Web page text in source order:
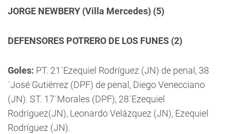
JORGE NEWBERY (Villa Mercedes) (5)
DEFENSORES POTRERO DE LOS FUNES (2)
Goles: PT. 21´Ezequiel Rodríguez (JN) de penal, 38
´José Gutiérrez (DPF) de penal, Diego Venecciano
(JN). ST. 17´Morales (DPF), 28´Ezequiel
Rodríguez(JN), Leonardo Velázquez (JN), Ezequiel
Rodríguez (JN).